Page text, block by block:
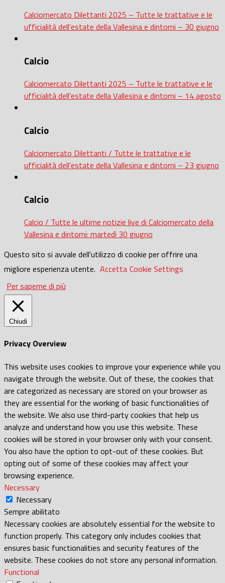
Calciomercato Dilettanti 2025 – Tutte le trattative e le
ufficialità dell’estate della Vallesina e dintorni – 30 giugno
Calcio
Calciomercato Dilettanti 2025 – Tutte le trattative e le
ufficialità dell’estate della Vallesina e dintorni – 14 agosto
Calcio
Calciomercato Dilettanti / Tutte le trattative e le
ufficialità dell’estate della Vallesina e dintorni – 23 giugno
Calcio
Calcio / Tutte le ultime notizie live di Calciomercato della
Vallesina e dintorni: martedì 30 giugno
Questo sito si avvale dell'utilizzo di cookie per offrire una
migliore esperienza utente. Accetta Cookie Settings
Per saperne di più
Chiudi
Privacy Overview
This website uses cookies to improve your experience while you
navigate through the website. Out of these, the cookies that
are categorized as necessary are stored on your browser as
they are essential for the working of basic functionalities of
the website. We also use third-party cookies that help us
analyze and understand how you use this website. These
cookies will be stored in your browser only with your consent.
You also have the option to opt-out of these cookies. But
opting out of some of these cookies may affect your
browsing experience.
Necessary
Necessary
Sempre abilitato
Necessary cookies are absolutely essential for the website to
function properly. This category only includes cookies that
ensures basic functionalities and security features of the
website. These cookies do not store any personal information.
Functional